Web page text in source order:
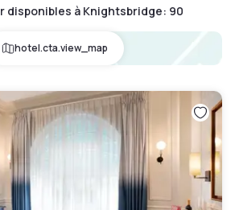
disponibles à Knightsbridge: 90
hotel.cta.view_map